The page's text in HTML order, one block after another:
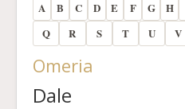
A B C D E F G H
Q
R S T U V
Omeria
Dale